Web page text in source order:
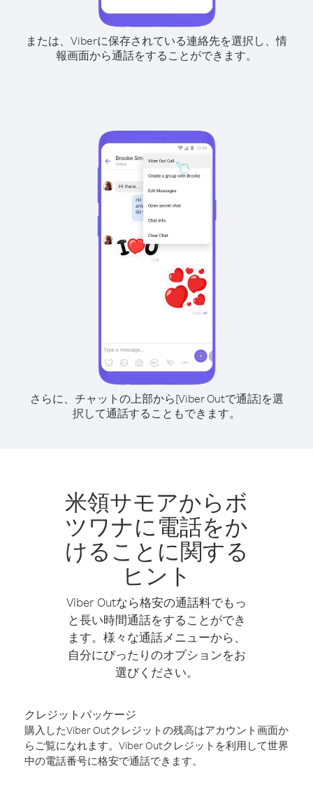
または、Viberに保存されている連絡先を選択し、情
報画面から通話をすることができます。
さらに、チャットの上部から[Viber Outで通話]を選
択して通話することもできます。
米領サモアからボ
ツワナに電話をか
けることに関する
ヒント
Viber Outなら格安の通話料でもっ
と長い時間通話をすることができ
ます。様々な通話メニューから、
自分にぴったりのオプションをお
選びください。
クレジットパッケージ
購入したViber Outクレジットの残高はアカウント画面か
らご覧になれます。Viber Outクレジットを利用して世界
中の電話番号に格安で通話できます。